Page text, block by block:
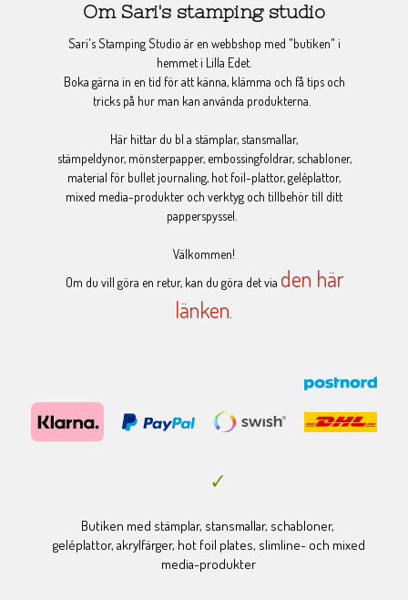
Om Sari's stamping studio
Sari's Stamping Studio är en webbshop med "butiken" i
hemmet i Lilla Edet.
Boka gärna in en tid för att känna, klämma och få tips och
tricks på hur man kan använda produkterna.
Här hittar du bl a stämplar, stansmallar,
stämpeldynor, mönsterpapper, embossingfoldrar, schabloner,
material för bullet journaling, hot foil-plattor, geléplattor,
mixed media-produkter och verktyg och tillbehör till ditt
papperspyssel.
Välkommen!
Om du vill göra en retur, kan du göra det via den här
länken.
Butiken med stämplar, stansmallar, schabloner,
geléplattor, akrylfärger, hot foil plates, slimline- och mixed
media-produkter